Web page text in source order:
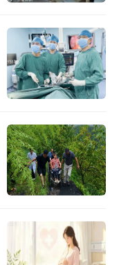
文化遗产是民族
文化传承和人才
非遗、传播非